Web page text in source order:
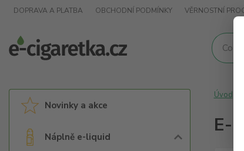
DOPRAVA A PLATBA OBCHODNÍ PODMÍNKY VĚRNOSTNÍ
Novinky a akce
Náplně e-liquid
Úvod
E-